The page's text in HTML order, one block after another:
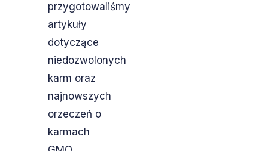
przygotowaliśmy
artykuły
dotyczące
niedozwolonych
karm oraz
najnowszych
orzeczeń o
karmach